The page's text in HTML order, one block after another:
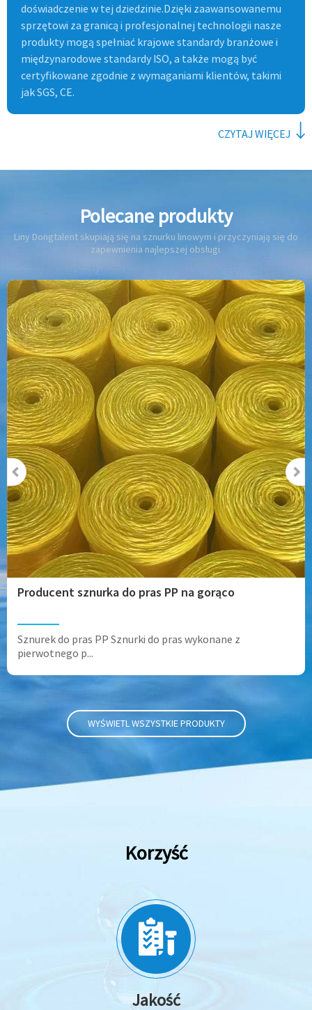
doświadczenie w tej dziedzinie.Dzięki zaawansowanemu
sprzętowi za granicą i profesjonalnej technologii nasze
produkty mogą spełniać krajowe standardy branżowe i
międzynarodowe standardy ISO, a także mogą być
certyfikowane zgodnie z wymaganiami klientów, takimi
jak SGS, CE.
CZYTAJ WIĘCEJ
Polecane produkty
Liny Dongtalent skupiają się na sznurku linowym i przyczyniają się do
zapewnienia najlepszej obsługi.
Producent sznurka do pras PP na gorąco
Sznurek do pras PP Sznurki do pras wykonane z
pierwotnego p...
WYŚWIETL WSZYSTKIE PRODUKTY
Korzyść
Jakość